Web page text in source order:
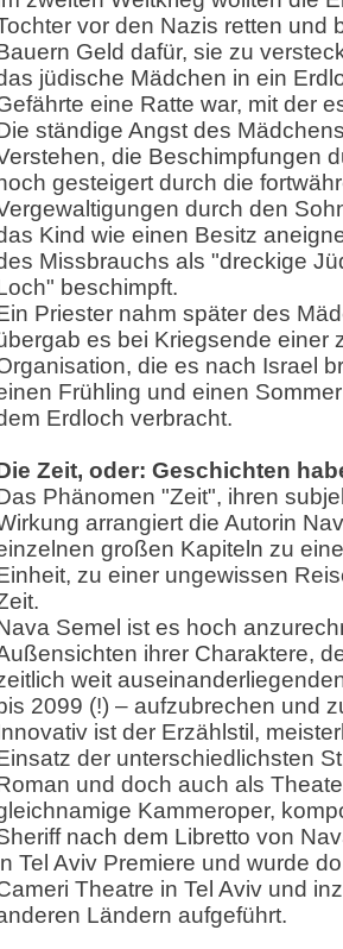
vor den Nazis retten und
Geld dafür, sie zu
jüdische Mädchen in ein
eine Ratte war, mit der
ständige Angst des
die Beschimpfungen
gesteigert durch die
durch den
Kind wie einen Besitz
Missbrauchs als "dreckige
beschimpft.
Priester nahm später des
es bei Kriegsende einer
die es nach Israel
Frühling und einen
Erdloch verbracht.
Zeit, oder: Geschichten
Phänomen "Zeit", ihren
arrangiert die Autorin
großen Kapiteln zu
zu einer ungewissen
Semel ist es hoch
ihrer Charaktere,
weit
bis 2099 (!) – aufzubrechen und
ist der Erzählstil,
der unterschiedlichsten
und doch auch als
Kammeroper,
nach dem Libretto von
Tel Aviv Premiere und wurde
Theatre in Tel Aviv und
Ländern aufgeführt.